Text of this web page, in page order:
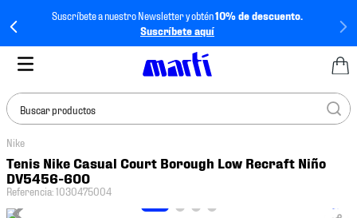
Suscríbete a nuestro Newsletter y obtén10% de descuento.
Suscríbete aquí
Buscar productos
Nike
Tenis Nike Casual Court Borough Low Recraft Niño
DV5456-600
Referencia:1030475004
TÉRMINOS MÁS
BUSCADOS
1.
tenis mujer